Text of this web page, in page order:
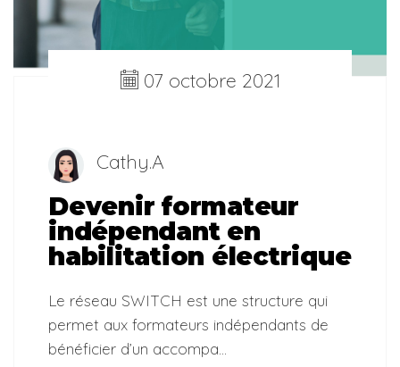
07 octobre 2021
Cathy.A
Devenir formateur
indépendant en
habilitation électrique
Le réseau SWITCH est une structure qui
permet aux formateurs indépendants de
bénéficier d’un accompa...